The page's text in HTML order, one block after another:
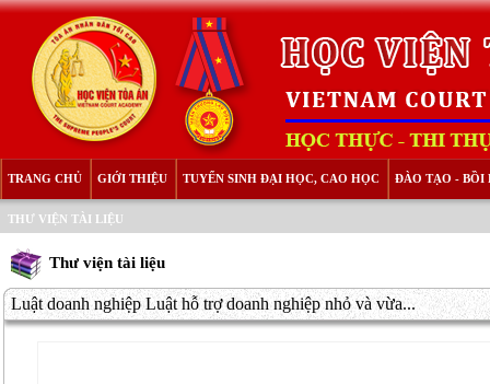
TRANG CHỦ GIỚI THIỆU TUYỂN SINH ĐẠI HỌC, CAO HỌC ĐÀO TẠO - BỒI
THƯ VIỆN TÀI LIỆU
Thư viện tài liệu
Luật doanh nghiệp Luật hỗ trợ doanh nghiệp nhỏ và vừa...